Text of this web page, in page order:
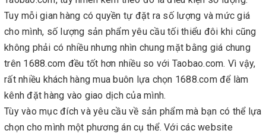
Tuy mỗi gian hàng có quyền tự đặt ra số lượng và mức giá
cho mình, số lượng sản phẩm yêu cầu tối thiểu đôi khi cũng
không phải có nhiều nhưng nhìn chung mặt bằng giá chung
trên 1688.com đều tốt hơn nhiều so với Taobao.com. Vì vậy,
rất nhiều khách hàng mua buôn lựa chọn 1688.com để làm
kênh đặt hàng vào giao dịch của mình.
Tùy vào mục đích và yêu cầu về sản phẩm mà bạn có thể lựa
chọn cho mình một phương án cụ thể. Với các website